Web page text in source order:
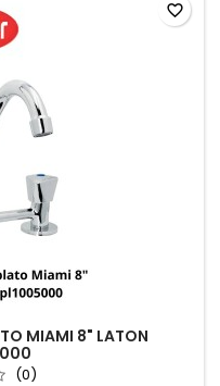
MIAMI 8" LATON
(0)
favorite_border